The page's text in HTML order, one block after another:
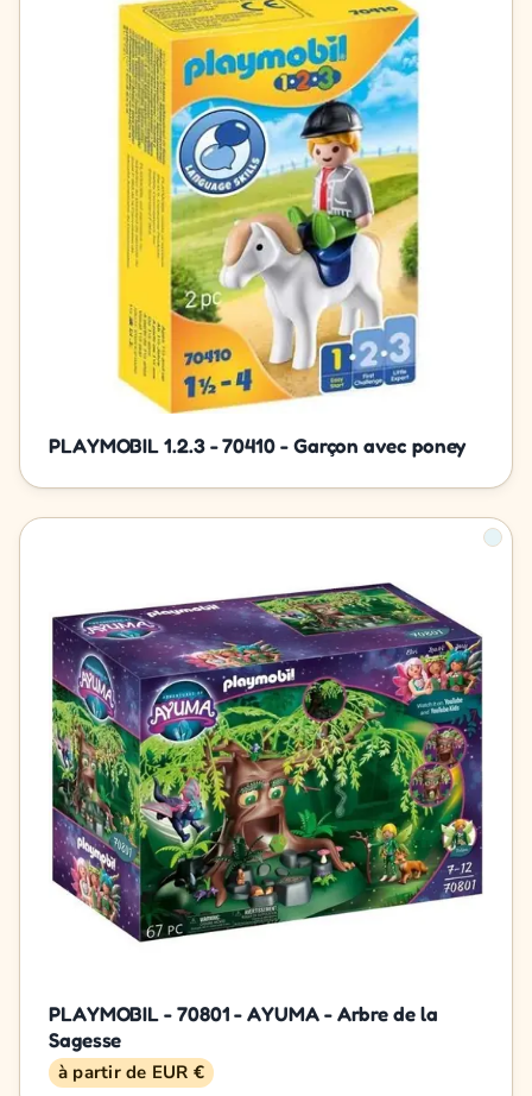
PLAYMOBIL 1.2.3 - 70410 - Garçon avec poney
PLAYMOBIL - 70801 - AYUMA - Arbre de la
Sagesse
à partir de EUR €